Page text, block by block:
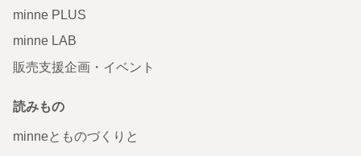
minne PLUS
minne LAB
販売支援企画・イベント
読みもの
minneとものづくりと